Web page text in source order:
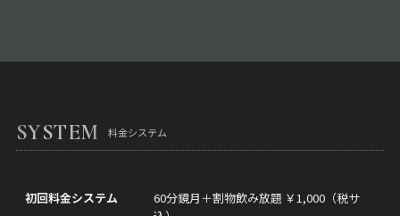
SYSTEM 料金システム
初回料金システム
60分鏡月＋割物飲み放題 ￥1,000（税サ